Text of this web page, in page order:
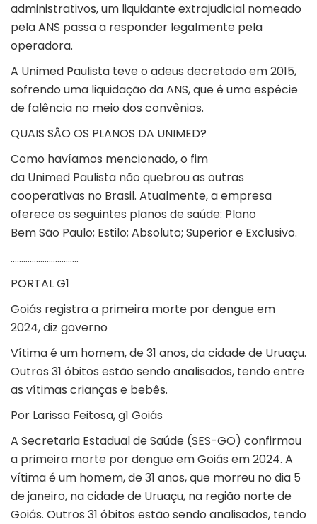
administrativos, um liquidante extrajudicial nomeado
pela ANS passa a responder legalmente pela
operadora.
A Unimed Paulista teve o adeus decretado em 2015,
sofrendo uma liquidação da ANS, que é uma espécie
de falência no meio dos convênios.
QUAIS SÃO OS PLANOS DA UNIMED?
Como havíamos mencionado, o fim
da Unimed Paulista não quebrou as outras
cooperativas no Brasil. Atualmente, a empresa
oferece os seguintes planos de saúde: Plano
Bem São Paulo; Estilo; Absoluto; Superior e Exclusivo.
…………………………..
PORTAL G1
Goiás registra a primeira morte por dengue em
2024, diz governo
Vítima é um homem, de 31 anos, da cidade de Uruaçu.
Outros 31 óbitos estão sendo analisados, tendo entre
as vítimas crianças e bebês.
Por Larissa Feitosa, g1 Goiás
A Secretaria Estadual de Saúde (SES-GO) confirmou
a primeira morte por dengue em Goiás em 2024. A
vítima é um homem, de 31 anos, que morreu no dia 5
de janeiro, na cidade de Uruaçu, na região norte de
Goiás. Outros 31 óbitos estão sendo analisados, tendo